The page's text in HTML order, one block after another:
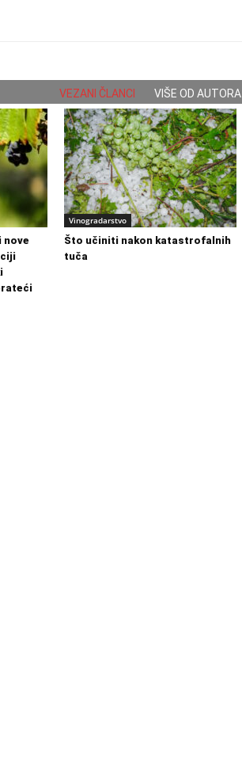
VEZANI ČLANCI VIŠE OD AUTORA
nove
Vinogradarstvo
Što učiniti nakon katastrofalnih
tuča